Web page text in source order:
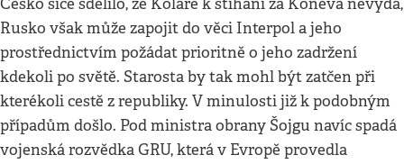
Česko sice sdělilo, že Koláře k stíhání za Koněva nevydá,
Rusko však může zapojit do věci Interpol a jeho
prostřednictvím požádat prioritně o jeho zadržení
kdekoli po světě. Starosta by tak mohl být zatčen při
kterékoli cestě z republiky. V minulosti již k podobným
případům došlo. Pod ministra obrany Šojgu navíc spadá
vojenská rozvědka GRU, která v Evropě provedla